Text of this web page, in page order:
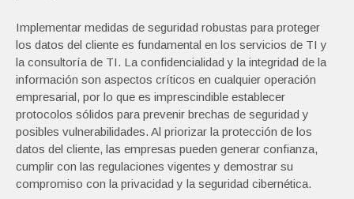
Implementar medidas de seguridad robustas para proteger
los datos del cliente es fundamental en los servicios de TI y
la consultoría de TI. La confidencialidad y la integridad de la
información son aspectos críticos en cualquier operación
empresarial, por lo que es imprescindible establecer
protocolos sólidos para prevenir brechas de seguridad y
posibles vulnerabilidades. Al priorizar la protección de los
datos del cliente, las empresas pueden generar confianza,
cumplir con las regulaciones vigentes y demostrar su
compromiso con la privacidad y la seguridad cibernética.